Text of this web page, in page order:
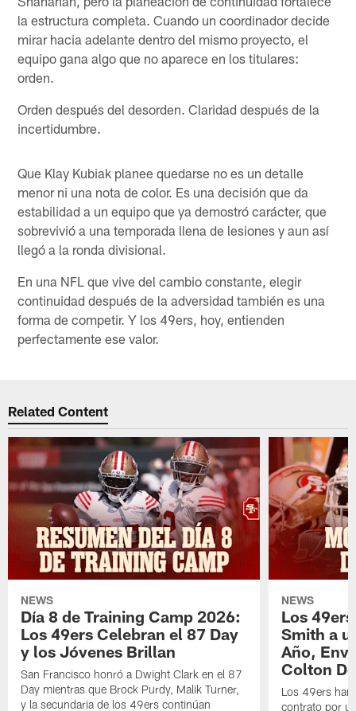
la estructura completa. Cuando un coordinador decide
mirar hacia adelante dentro del mismo proyecto, el
equipo gana algo que no aparece en los titulares:
orden.
Orden después del desorden. Claridad después de la
incertidumbre.
Que Klay Kubiak planee quedarse no es un detalle
menor ni una nota de color. Es una decisión que da
estabilidad a un equipo que ya demostró carácter, que
sobrevivió a una temporada llena de lesiones y aun así
llegó a la ronda divisional.
En una NFL que vive del cambio constante, elegir
continuidad después de la adversidad también es una
forma de competir. Y los 49ers, hoy, entienden
perfectamente ese valor.
Related Content
NEWS
Día 8 de Training Camp 2026:
Los 49ers Celebran el 87 Day
y los Jóvenes Brillan
San Francisco honró a Dwight Clark en el 87
Day mientras que Brock Purdy, Malik Turner,
y la secundaria de los 49ers continúan
NEWS
Los
Smith a
Año,
Colton
Los 49ers
contrato por